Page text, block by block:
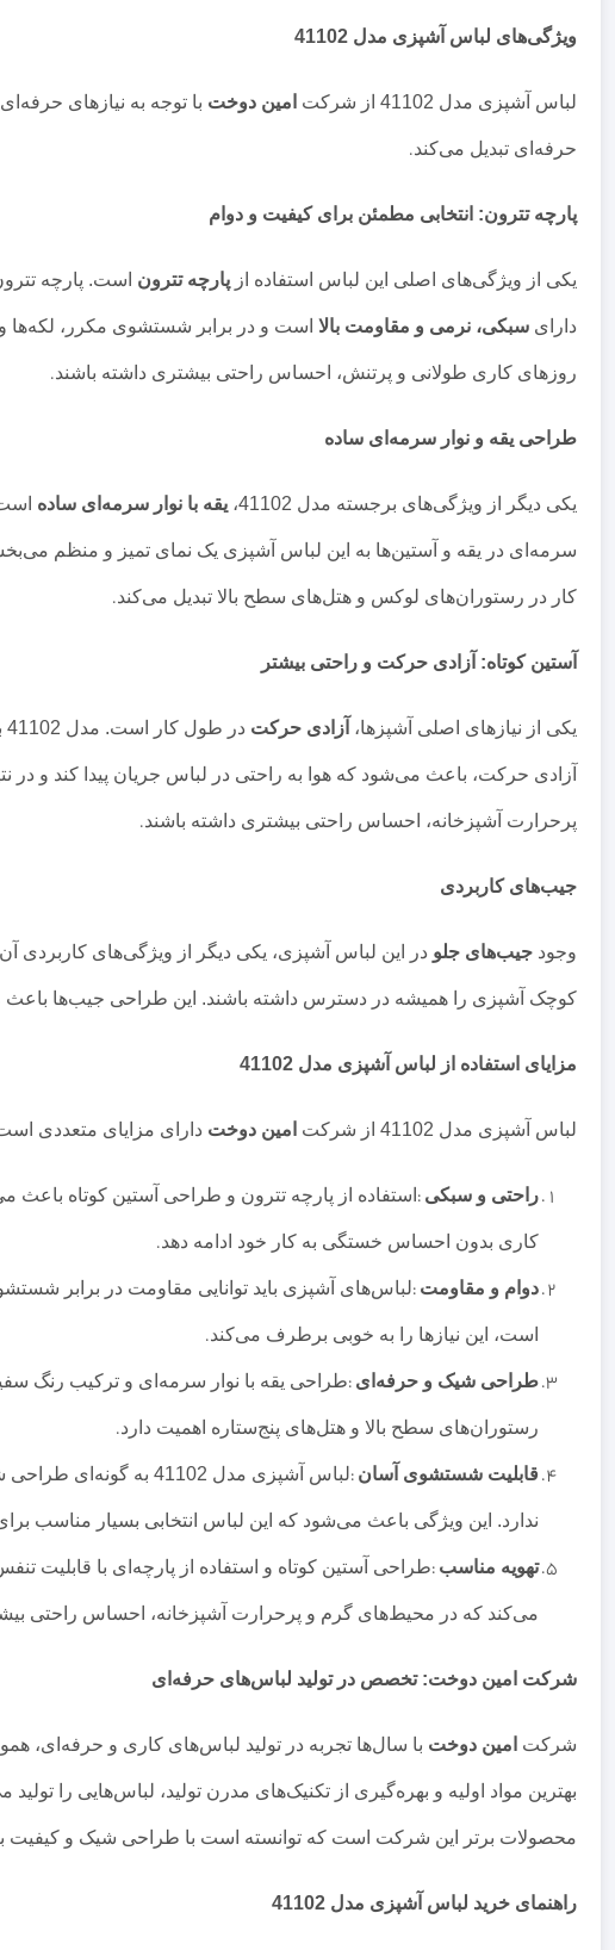
ویژگی‌های لباس آشپزی مدل 41102
لباس آشپزی مدل 41102 از شرکت امین دوخت با توجه به نیازهای
حرفه‌ای تبدیل می‌کند.
پارچه تترون: انتخابی مطمئن برای کیفیت و دوام
یکی از ویژگی‌های اصلی این لباس استفاده از پارچه تترون است. پارچه
دارای سبکی، نرمی و مقاومت بالا است و در برابر شستشوی مکرر، لکه‌ها
روزهای کاری طولانی و پرتنش، احساس راحتی بیشتری داشته باشند.
طراحی یقه و نوار سرمه‌ای ساده
یکی دیگر از ویژگی‌های برجسته مدل 41102، یقه با نوار سرمه‌ای ساده
سرمه‌ای در یقه و آستین‌ها به این لباس آشپزی یک نمای تمیز و منظم
کار در رستوران‌های لوکس و هتل‌های سطح بالا تبدیل می‌کند.
آستین کوتاه: آزادی حرکت و راحتی بیشتر
یکی از نیازهای اصلی آشپزها، آزادی حرکت در طول کار است. مدل 41102 با طراحی
آزادی حرکت، باعث می‌شود که هوا به راحتی در لباس جریان پیدا کند و
پرحرارت آشپزخانه، احساس راحتی بیشتری داشته باشند.
جیب‌های کاربردی
وجود جیب‌های جلو در این لباس آشپزی، یکی دیگر از ویژگی‌های کاربردی
کوچک آشپزی را همیشه در دسترس داشته باشند. این طراحی جیب‌ها باعث
مزایای استفاده از لباس آشپزی مدل 41102
لباس آشپزی مدل 41102 از شرکت امین دوخت دارای مزایای متعددی است
راحتی و سبکی : استفاده از پارچه تترون و طراحی آستین کوتاه
کاری بدون احساس خستگی به کار خود ادامه دهد.
دوام و مقاومت :
است، این نیازها را به خوبی برطرف می‌کند.
طراحی شیک و حرفه‌ای :طراحی یقه با نوار سرمه‌ای و ترکیب رنگ
رستوران‌های سطح بالا و هتل‌های پنج‌ستاره اهمیت دارد.
قابلیت شستشوی آسان : لباس آشپزی مدل
ندارد. این ویژگی باعث می‌شود که این لباس انتخابی بسیار مناسب
تهویه مناسب :طراحی آستین کوتاه و استفاده از پارچه‌ای با قابلیت
می‌کند که در محیط‌های گرم و پرحرارت آشپزخانه، احساس راحتی
شرکت امین دوخت: تخصص در تولید لباس‌های حرفه‌ای
شرکت امین دوخت با سال‌ها تجربه در تولید لباس‌های کاری و حرفه‌ای،
محصولات برتر این شرکت است که توانسته است با طراحی شیک و کیفیت
راهنمای خرید لباس آشپزی مدل 41102